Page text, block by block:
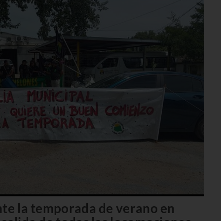
la temporada de verano en